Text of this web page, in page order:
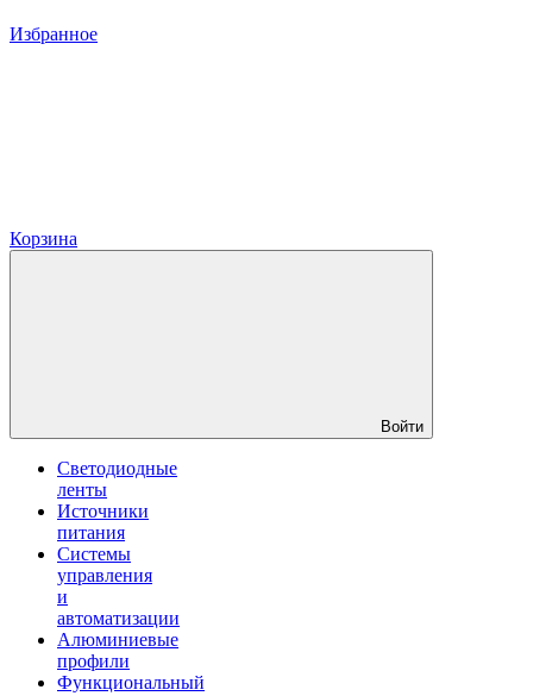
Избранное
Корзина
Войти
Светодиодные
ленты
Источники
питания
Системы
управления
и
автоматизации
Алюминиевые
профили
Функциональный